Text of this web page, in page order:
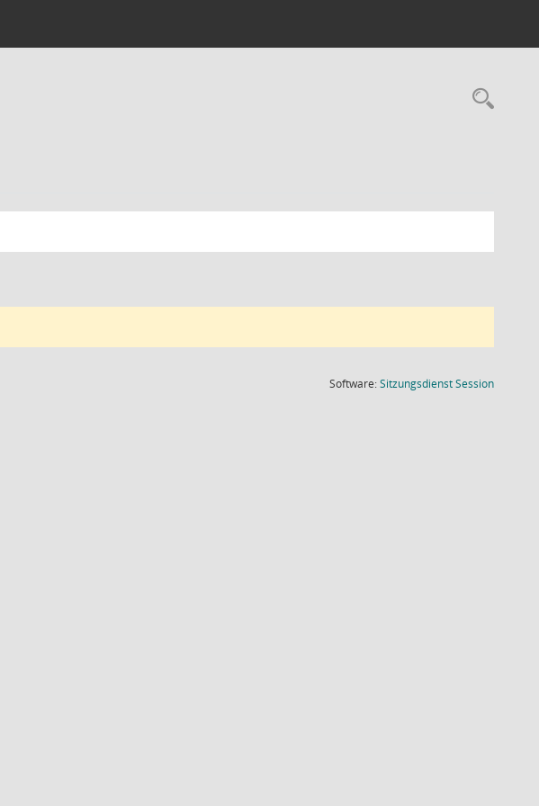
Software:SitzungsdienstSession(Wird in